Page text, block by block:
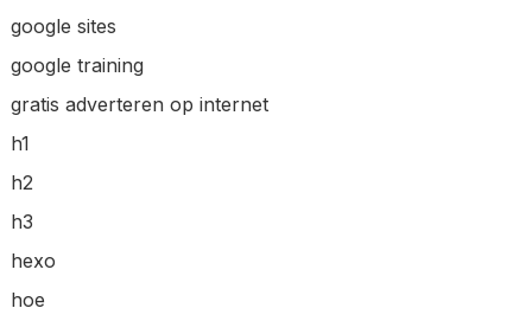
google sites
google training
gratis adverteren op internet
h1
h2
h3
hexo
hoe